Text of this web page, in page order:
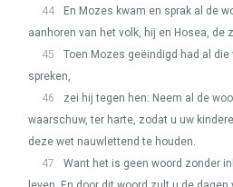
44
En Mozes kwam en sprak al de
aanhoren van het volk, hij en Hosea, de
45
Toen Mozes geëindigd had al
spreken,
46
zei hij tegen hen: Neem al de
waarschuw, ter harte, zodat u uw
deze wet nauwlettend te houden.
47
Want het is geen woord zonder